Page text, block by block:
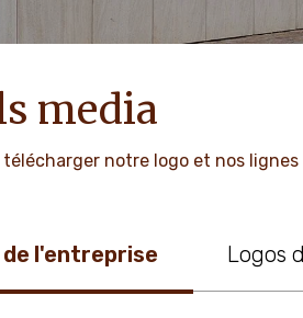
media
notre logo et nos
de l'entreprise Logos